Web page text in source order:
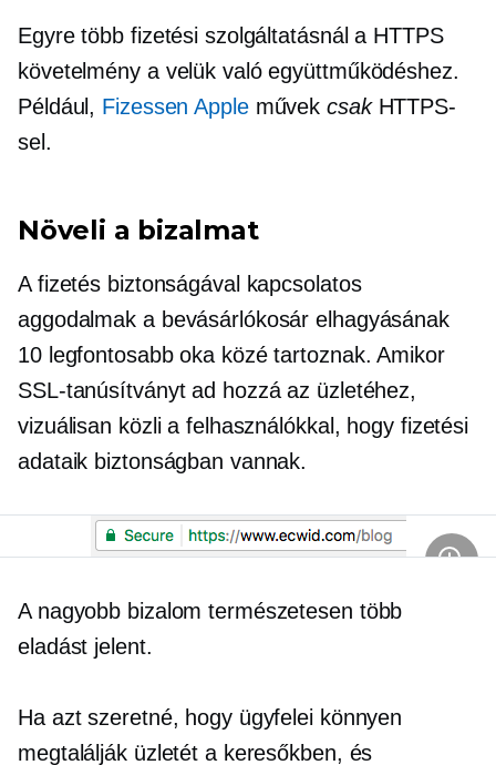
Egyre több fizetési szolgáltatásnál a HTTPS
követelmény a velük való együttműködéshez.
Például, Fizessen AppleművekcsakHTTPS-
sel.
Növeli a bizalmat
A fizetés biztonságával kapcsolatos
aggodalmak a bevásárlókosár elhagyásának
10 legfontosabb oka közé tartoznak. Amikor
SSL-tanúsítványt ad hozzá az üzletéhez,
vizuálisan közli a felhasználókkal, hogy fizetési
adataik biztonságban vannak.
A nagyobb bizalom természetesen több
eladást jelent.
Ha azt szeretné, hogy ügyfelei könnyen
megtalálják üzletét a keresőkben, és